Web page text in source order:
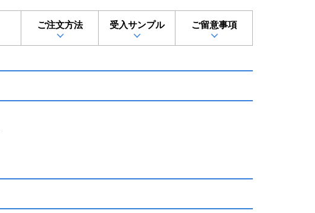
ご注文方法 受入サンプル ご留意事項